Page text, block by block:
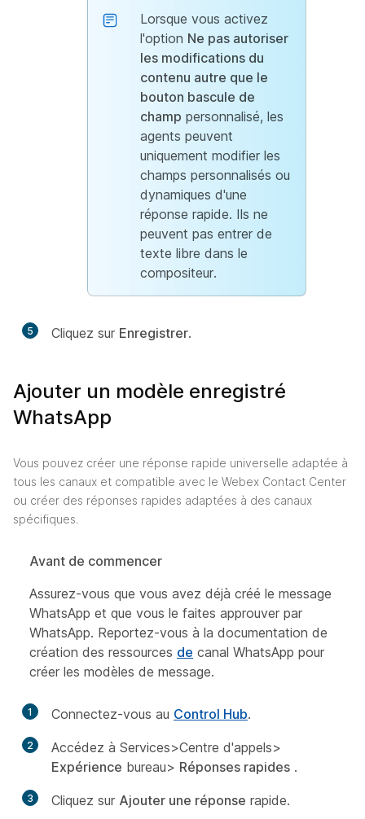
Lorsque vous activez
l'option Ne pas autoriser
les modifications du
contenu autre que le
bouton bascule de
champ personnalisé, les
agents peuvent
uniquement modifier les
champs personnalisés ou
dynamiques d'une
réponse rapide. Ils ne
peuvent pas entrer de
texte libre dans le
compositeur.
5 Cliquez sur Enregistrer.
Ajouter un modèle enregistré
WhatsApp
Vous pouvez créer une réponse rapide universelle adaptée à
tous les canaux et compatible avec le Webex Contact Center
ou créer des réponses rapides adaptées à des canaux
spécifiques.
Avant de commencer
Assurez-vous que vous avez déjà créé le message
WhatsApp et que vous le faites approuver par
WhatsApp. Reportez-vous à la documentation de
création des ressources de canal WhatsApp pour
créer les modèles de message.
1 Connectez-vous au Control Hub.
2
Accédez à Services>Centre d'appels>
Expérience bureau> Réponses rapides .
3 Cliquez sur Ajouter une réponse rapide.